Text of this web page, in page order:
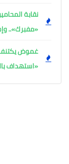
نقابة
«مفبرك»..
غموض يكتنف
«استهداف